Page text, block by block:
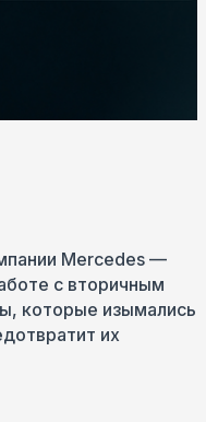
Mercedes —
с вторичным
которые изымались
их